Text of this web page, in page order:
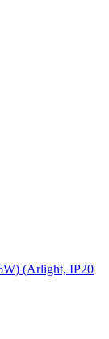
(Arlight, IP20